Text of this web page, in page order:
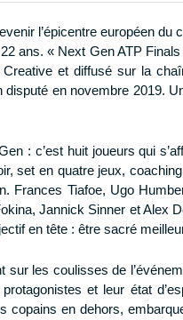
l’épicentre européen
ans. « Next Gen ATP
et diffusé sur la
en novembre 2019.
: c’est huit joueurs qui
set en quatre jeux,
Frances Tiafoe, Ugo
Jannick Sinner et Alex
en tête : être sacré
sur les coulisses de
et leur état
copains en dehors,